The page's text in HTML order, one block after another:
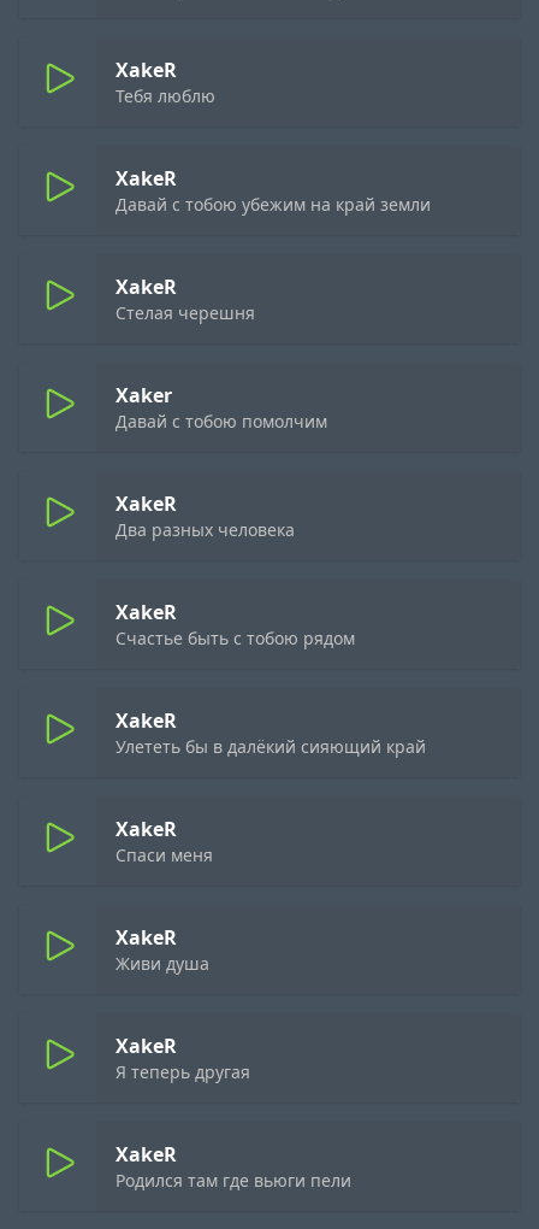
XakeR
Тебя люблю
XakeR
Давай с тобою убежим на край земли
XakeR
Стелая черешня
Xaker
Давай с тобою помолчим
XakeR
Два разных человека
XakeR
Счастье быть с тобою рядом
XakeR
Улететь бы в далёкий сияющий край
XakeR
Спаси меня
XakeR
Живи душа
XakeR
Я теперь другая
XakeR
Родился там где вьюги пели